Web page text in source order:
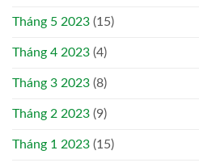
Tháng 5 2023 (15)
Tháng 4 2023 (4)
Tháng 3 2023 (8)
Tháng 2 2023 (9)
Tháng 1 2023 (15)